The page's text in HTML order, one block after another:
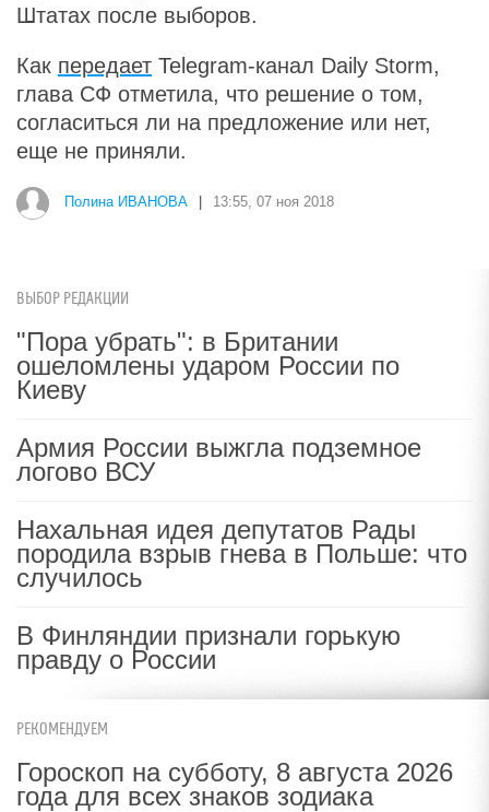
Штатах после выборов.
Как передает Telegram-канал Daily Storm,
глава СФ отметила, что решение о том,
согласиться ли на предложение или нет,
еще не приняли.
Полина ИВАНОВА 13:55, 07 ноя 2018
ВЫБОР РЕДАКЦИИ
"Пора убрать": в Британии
ошеломлены ударом России по
Киеву
Армия России выжгла подземное
логово ВСУ
Нахальная идея депутатов Рады
породила взрыв гнева в Польше: что
случилось
В Финляндии признали горькую
правду о России
РЕКОМЕНДУЕМ
Гороскоп на субботу, 8 августа 2026
года для всех знаков зодиака